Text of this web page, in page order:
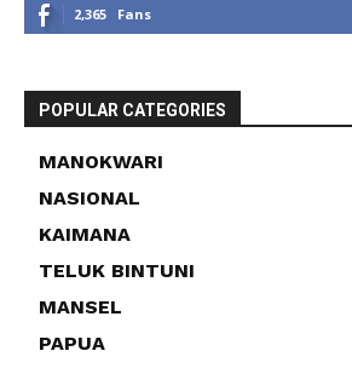
2,365 Fans
POPULAR CATEGORIES
MANOKWARI
NASIONAL
KAIMANA
TELUK BINTUNI
MANSEL
PAPUA